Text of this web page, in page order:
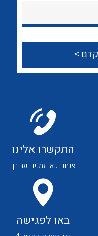
לכל מוצרי היצרן
התקשרו אלינו
אנחנו כאן זמנים עבורך
באו לפגישה